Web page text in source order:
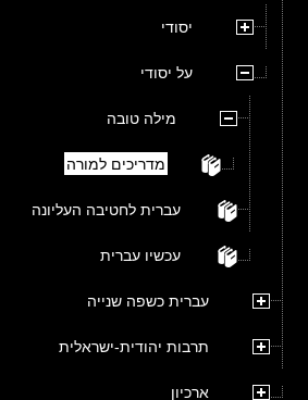
יסודי
על יסודי
מילה טובה
מדריכים למורה
עברית לחטיבה העליונה
עכשיו עברית
עברית כשפה שנייה
תרבות יהודית-ישראלית
ארכיון